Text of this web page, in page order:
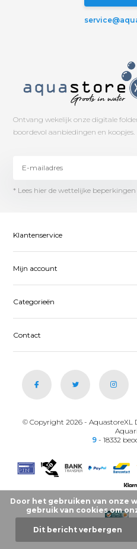
Ontvang wekelijk onze digitale
boordevol aanbiedingen en koopjes.
* Lees hier de wettelijke beperkingen
Klantenservice
Mijn account
Categorieën
Contact
© Copyright 2026 - AquastoreXL
9 - 18332
Door het gebruiken van onze
gebruik van cookies om
Dit bericht verbergen